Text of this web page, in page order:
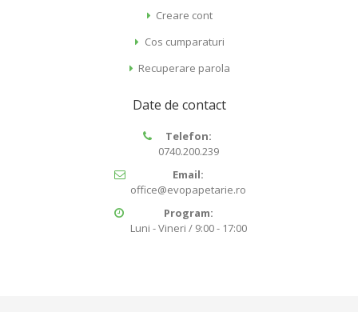
Creare cont
Cos cumparaturi
Recuperare parola
Date de contact
Telefon:
0740.200.239
Email:
office@evopapetarie.ro
Program:
Luni - Vineri / 9:00 - 17:00